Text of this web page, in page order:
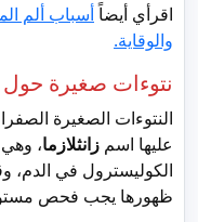
اقرأي أيضاًأسباب ألم
والوقاية.
نتوءات صغيرة حول
النتوءات الصغيرة
عليها اسم زانثلازما،
الكوليسترول في الدم،
ظهورها يجب فحص